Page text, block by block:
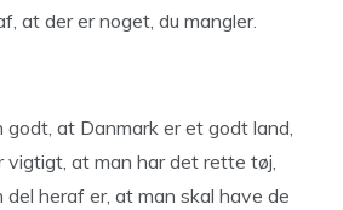
at der er noget, du mangler.
godt, at Danmark er et godt land,
at man har det rette tøj,
del heraf er, at man skal have de